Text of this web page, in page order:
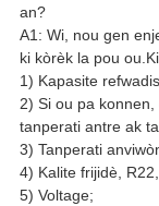
an?
A1: Wi, nou gen
ki kòrèk la pou
1) Kapasite
2) Si ou pa
tanperati antre ak
3) Tanperati
4) Kalite frijidè,
5) Voltage;